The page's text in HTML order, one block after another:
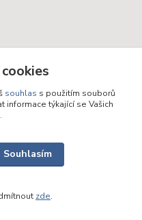
souhlas s použitím souborů
informace týkající se Vašich
Souhlasím
zde.